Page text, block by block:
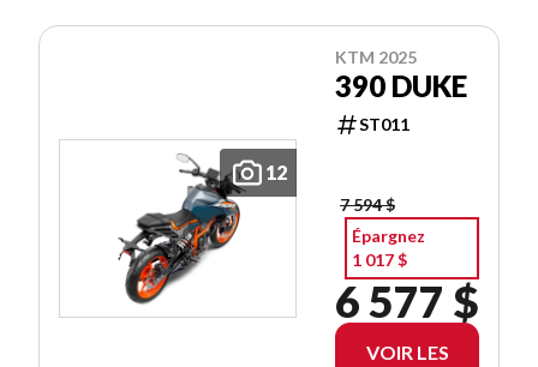
12
KTM 2025
390 DUKE
ST011
7 594 $
Épargnez
1 017 $
6 577 $
VOIR LES